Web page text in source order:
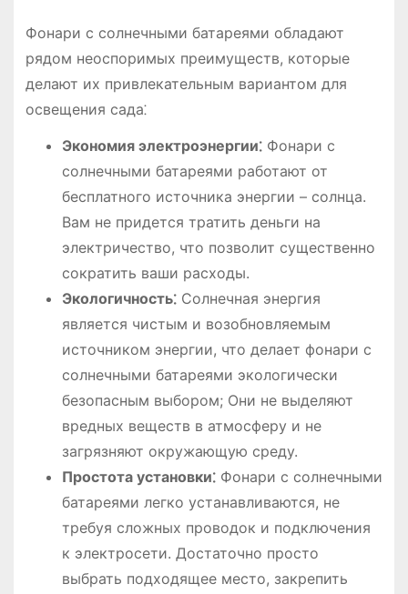
Фонари с солнечными батареями обладают
рядом неоспоримых преимуществ, которые
делают их привлекательным вариантом для
освещения сада⁚
Экономия электроэнергии⁚Фонари с
солнечными батареями работают от
бесплатного источника энергии – солнца.
Вам не придется тратить деньги на
электричество, что позволит существенно
сократить ваши расходы.
Экологичность⁚Солнечная энергия
является чистым и возобновляемым
источником энергии, что делает фонари с
солнечными батареями экологически
безопасным выбором; Они не выделяют
вредных веществ в атмосферу и не
загрязняют окружающую среду.
Простота установки⁚Фонари с солнечными
батареями легко устанавливаются, не
требуя сложных проводок и подключения
к электросети. Достаточно просто
выбрать подходящее место, закрепить